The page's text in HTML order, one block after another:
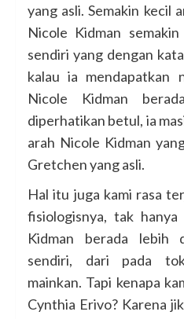
yang asli. Semakin kecil
Nicole Kidman
sendiri yang dengan
kalau ia mendapatkan
Nicole Kidman
diperhatikan betul, ia
arah Nicole Kidman
Gretchen yang asli.
Hal itu juga kami rasa
fisiologisnya, tak hanya
Kidman berada lebih
sendiri, dari pada
mainkan. Tapi kenapa
Cynthia Erivo? Karena